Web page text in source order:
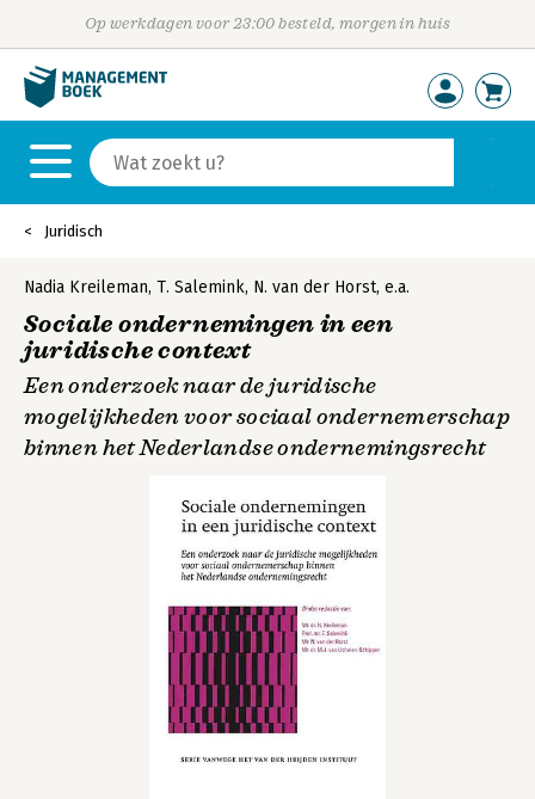
Op werkdagen voor 23:00 besteld, morgen in huis
Juridisch
Nadia Kreileman, T. Salemink, N. van der Horst, e.a.
Sociale ondernemingen in een
juridische context
Een onderzoek naar de juridische
mogelijkheden voor sociaal ondernemerschap
binnen het Nederlandse ondernemingsrecht